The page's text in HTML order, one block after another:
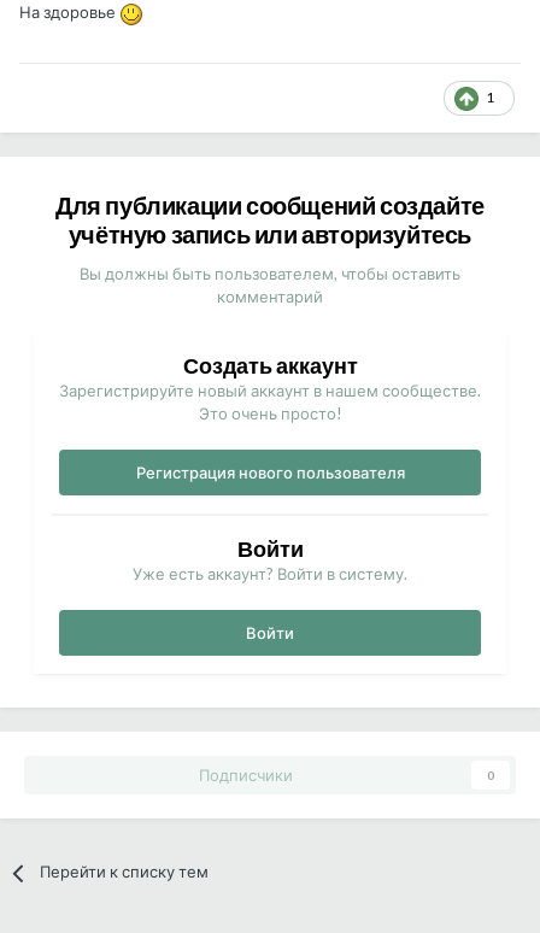
На здоровье
1
Для публикации сообщений создайте
учётную запись или авторизуйтесь
Вы должны быть пользователем, чтобы оставить
комментарий
Создать аккаунт
Зарегистрируйте новый аккаунт в нашем сообществе.
Это очень просто!
Регистрация нового пользователя
Войти
Уже есть аккаунт? Войти в систему.
Войти
Подписчики 0
Перейти к списку тем